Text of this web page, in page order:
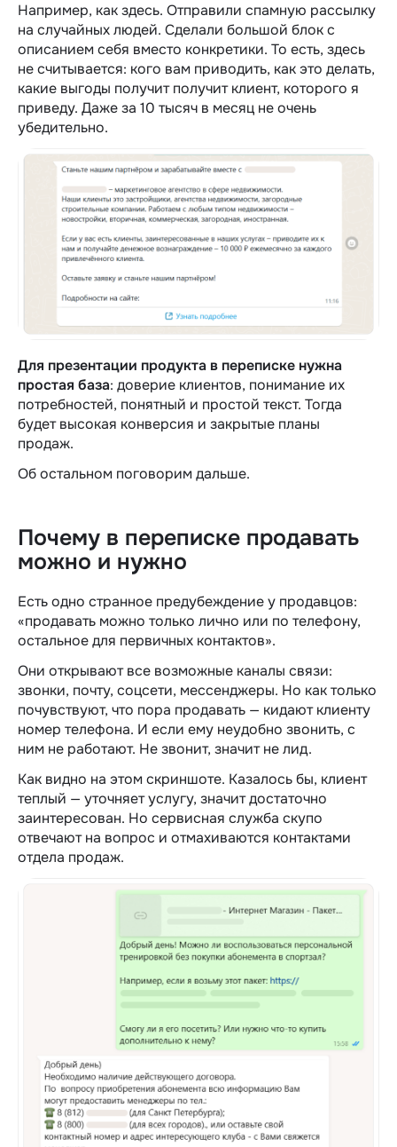
Например, как здесь. Отправили спамную рассылку
на случайных людей. Сделали большой блок с
описанием себя вместо конкретики. То есть, здесь
не считывается: кого вам приводить, как это делать,
какие выгоды получит получит клиент, которого я
приведу. Даже за 10 тысяч в месяц не очень
убедительно.
Для презентации продукта в переписке нужна
простая база: доверие клиентов, понимание их
потребностей, понятный и простой текст. Тогда
будет высокая конверсия и закрытые планы
продаж.
Об остальном поговорим дальше.
Почему в переписке продавать
можно и нужно
Есть одно странное предубеждение у продавцов:
«продавать можно только лично или по телефону‎,
остальное для первичных контактов‎».
Они открывают все возможные каналы связи:
звонки, почту, соцсети, мессенджеры. Но как только
почувствуют, что пора продавать — кидают клиенту
номер телефона. И если ему неудобно звонить, с
ним не работают. Не звонит, значит не лид.
Как видно на этом скриншоте. Казалось бы, клиент
теплый — уточняет услугу, значит достаточно
заинтересован. Но сервисная служба скупо
отвечают на вопрос и отмахиваются контактами
отдела продаж.